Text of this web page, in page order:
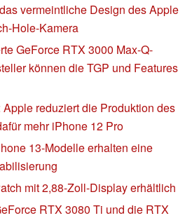
vermeintliche Design des Apple
Hole-Kamera
GeForce RTX 3000 Max-Q-
können die TGP und Features
reduziert die Produktion des
mehr iPhone 12 Pro
13-Modelle erhalten eine
mit 2,88-Zoll-Display erhältlich
RTX 3080 Ti und die RTX